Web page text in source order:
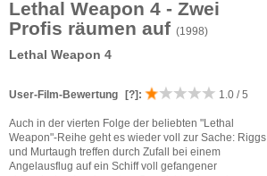
Lethal Weapon 4 - Zwei
Profis räumen auf (1998)
Lethal Weapon 4
User-Film-Bewertung [?] : 1.0 / 5
Auch in der vierten Folge der beliebten "Lethal
Weapon"-Reihe geht es wieder voll zur Sache: Riggs
und Murtaugh treffen durch Zufall bei einem
Angelausflug auf ein Schiff voll gefangener